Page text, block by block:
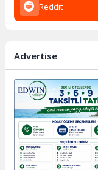
Reddit
Advertise